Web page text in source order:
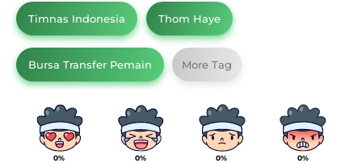
Timnas Indonesia Thom Haye
Bursa Transfer Pemain More Tag
0% 0% 0% 0%